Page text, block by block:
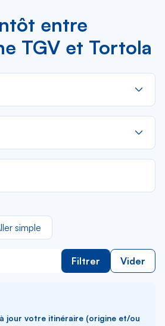
entre
TGV et Tortola
simple
Filtrer Vider
jour votre itinéraire (origine et/ou